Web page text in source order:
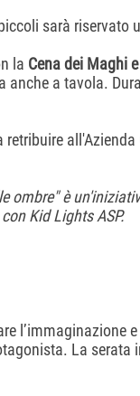
sarà riservato
la Cena dei Maghi
anche a tavola.
retribuire
ombre" è
Kid Lights ASP.
La